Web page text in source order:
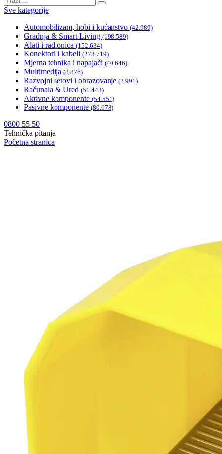
Sve kategorije
Automobilizam, hobi i kućanstvo (42.989)
Gradnja & Smart Living (198.589)
Alati i radionica (152.634)
Konektori i kabeli (273.719)
Mjerna tehnika i napajači (40.646)
Multimedija (8.876)
Razvojni setovi i obrazovanje (2.991)
Računala & Ured (51.443)
Aktivne komponente (54.551)
Pasivne komponente (80.678)
0800 55 50
Tehnička pitanja
Početna stranica